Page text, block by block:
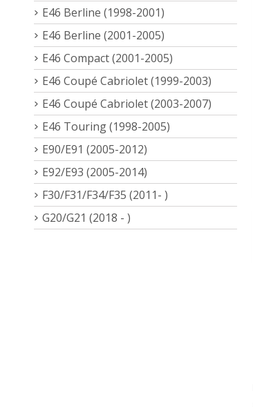
E46 Berline (1998-2001)
E46 Berline (2001-2005)
E46 Compact (2001-2005)
E46 Coupé Cabriolet (1999-2003)
E46 Coupé Cabriolet (2003-2007)
E46 Touring (1998-2005)
E90/E91 (2005-2012)
E92/E93 (2005-2014)
F30/F31/F34/F35 (2011- )
G20/G21 (2018 - )